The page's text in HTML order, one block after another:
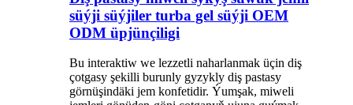
süýji süýjiler turba gel süýji OEM
ODM üpjünçiligi
Bu interaktiw we lezzetli naharlanmak üçin diş
çotgasy şekilli burunly gyzykly diş pastasy
görnüşindäki jem konfetidir. Ýumşak, miweli